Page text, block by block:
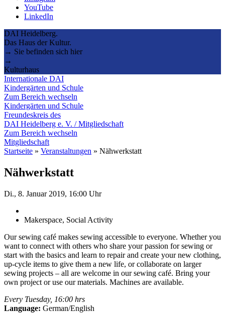
YouTube
LinkedIn
DAI Heidelberg.
Das Haus der Kultur.
→ Sie befinden sich hier
→
Kulturhaus
Internationale DAI
Kindergärten und Schule
Zum Bereich wechseln
Kindergärten und Schule
Freundeskreis des
DAI Heidelberg e. V. / Mitgliedschaft
Zum Bereich wechseln
Mitgliedschaft
Startseite » Veranstaltungen » Nähwerkstatt
Nähwerkstatt
Di., 8. Januar 2019, 16:00 Uhr
Makerspace, Social Activity
Our sewing café makes sewing accessible to everyone. Whether you
want to connect with others who share your passion for sewing or
start with the basics and learn to repair and create your new clothing,
up-cycle items to give them a new life, or collaborate on larger
sewing projects – all are welcome in our sewing café. Bring your
own project or use our materials. Machines are available.
Every Tuesday, 16:00 hrs
Language: German/English